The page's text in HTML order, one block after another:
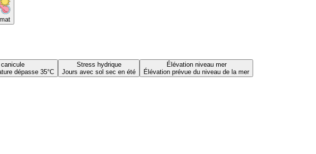
dépasse 35°C
Stress hydrique
Jours avec sol sec en été
Élévation niveau mer
Élévation prévue du niveau de la mer